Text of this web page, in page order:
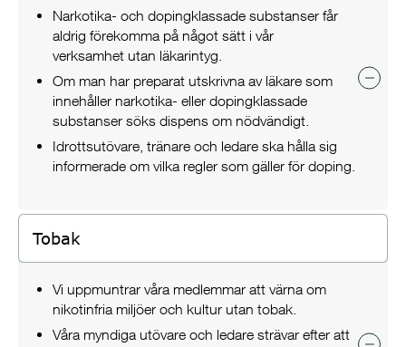
Narkotika- och dopingklassade substanser får
aldrig förekomma på något sätt i vår
verksamhet utan läkarintyg.
Om man har preparat utskrivna av läkare som
innehåller narkotika- eller dopingklassade
substanser söks dispens om nödvändigt.
Idrottsutövare, tränare och ledare ska hålla sig
informerade om vilka regler som gäller för doping.
Tobak
Vi uppmuntrar våra medlemmar att värna om
nikotinfria miljöer och kultur utan tobak.
Våra myndiga utövare och ledare strävar efter att